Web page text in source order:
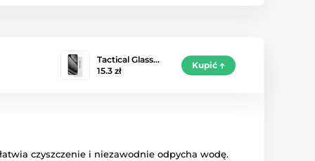
Tactical Glass…
15.3 zł
Kupić
czyszczenie i niezawodnie odpycha wodę.